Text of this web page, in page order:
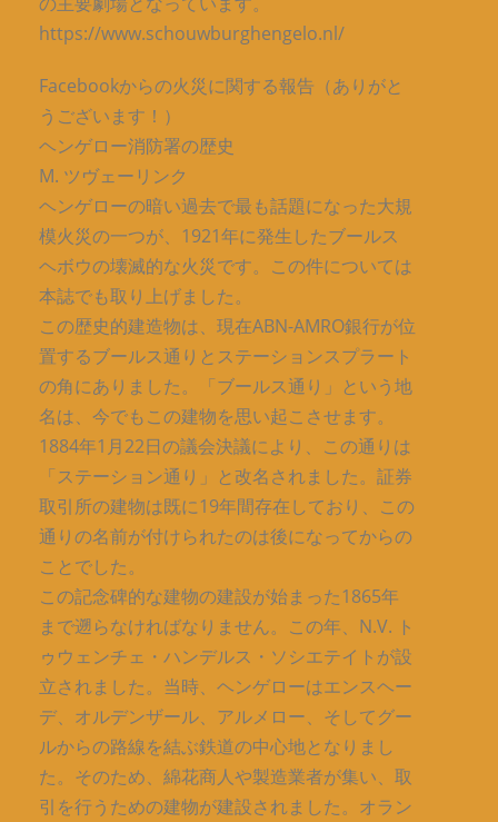
https://www.schouwburghengelo.nl/
Facebookからの火災に関する報告（ありがと
うございます！）
ヘンゲロー消防署の歴史
M. ツヴェーリンク
ヘンゲローの暗い過去で最も話題になった大規
模火災の一つが、1921年に発生したブールス
ヘボウの壊滅的な火災です。この件については
本誌でも取り上げました。
この歴史的建造物は、現在ABN-AMRO銀行が位
置するブールス通りとステーションスプラート
の角にありました。「ブールス通り」という地
名は、今でもこの建物を思い起こさせます。
1884年1月22日の議会決議により、この通りは
「ステーション通り」と改名されました。証券
取引所の建物は既に19年間存在しており、この
通りの名前が付けられたのは後になってからの
ことでした。
この記念碑的な建物の建設が始まった1865年
まで遡らなければなりません。この年、N.V. ト
ゥウェンチェ・ハンデルス・ソシエテイトが設
立されました。当時、ヘンゲローはエンスヘー
デ、オルデンザール、アルメロー、そしてグー
ルからの路線を結ぶ鉄道の中心地となりまし
た。そのため、綿花商人や製造業者が集い、取
引を行うための建物が建設されました。オラン